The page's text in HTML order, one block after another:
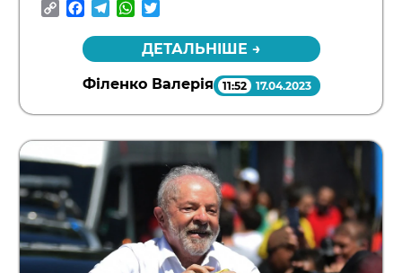
CopyFacebook
TelegramWhatsApp
ДЕТАЛЬНІШЕ →
Філенко Валерія 11:52 17.04.2023